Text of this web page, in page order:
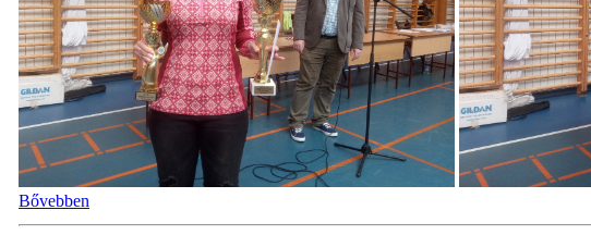
Bővebben